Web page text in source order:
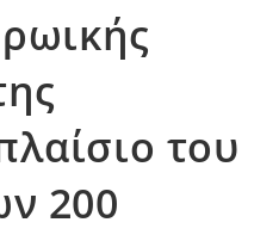
του
200